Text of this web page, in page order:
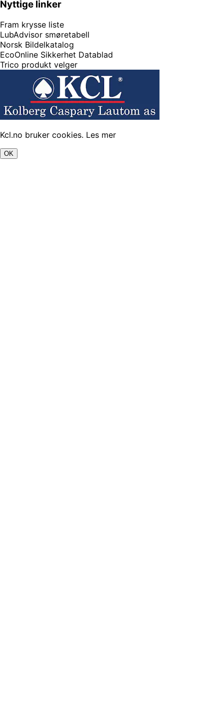
Nyttige linker
Fram krysse liste
LubAdvisor smøretabell
Norsk Bildelkatalog
EcoOnline Sikkerhet Datablad
Trico produkt velger
Kcl.no bruker cookies. Les mer
OK